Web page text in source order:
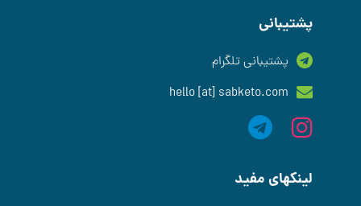
پشتیبانی
پشتیبانی تلگرام
hello [at] sabketo.com
لینکهای مفید